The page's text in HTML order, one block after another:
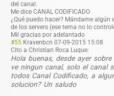
del canal.
Me dice CANAL CODIFICADO
¿Qué puedo hacer? Mándame
de los servers (ese tema no lo
Mil gracias por adelantado
#55 Kravenbcn 07-09-2015 15:08
Cito a Christian Roca Luque:
Hola buenas, desde ayer
ve ningun canal, solo el canal
todos Canal Codificado, a
solucion? Un saludo